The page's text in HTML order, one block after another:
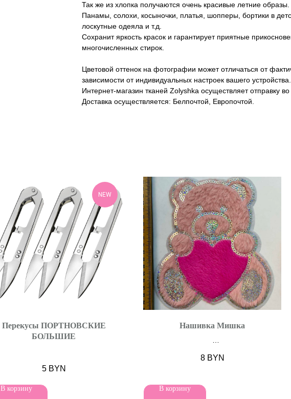
Так же из хлопка получаются очень красивые летние образы.
Панамы, солохи, косыночки, платья, шопперы, бортики в
лоскутные одеяла и т.д.
Сохранит яркость красок и гарантирует приятные
многочисленных стирок.
Цветовой оттенок на фотографии может отличаться от
зависимости от индивидуальных настроек вашего устройства.
Интернет-магазин тканей Zolyshka осуществляет отправку
Доставка осуществляется: Белпочтой, Европочтой.
NEW
Перекусы ПОРТНОВСКИЕ
БОЛЬШИЕ
5 BYN
В корзину
Нашивка Мишка
8 BYN
В корзину